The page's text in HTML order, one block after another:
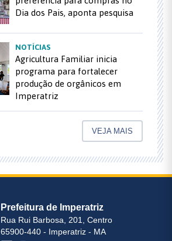
Dia dos Pais, aponta pesquisa
NOTÍCIAS
Agricultura Familiar inicia
programa para fortalecer
produção de orgânicos em
Imperatriz
VEJA MAIS
Prefeitura de Imperatriz
Rua Rui Barbosa, 201, Centro
65900-440 - Imperatriz - MA